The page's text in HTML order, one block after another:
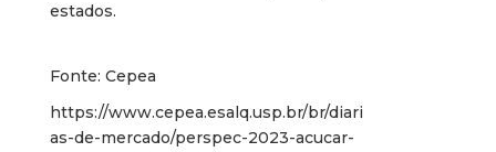
estados.
Fonte: Cepea
https://www.cepea.esalq.usp.br/br/diari
as-de-mercado/perspec-2023-acucar-